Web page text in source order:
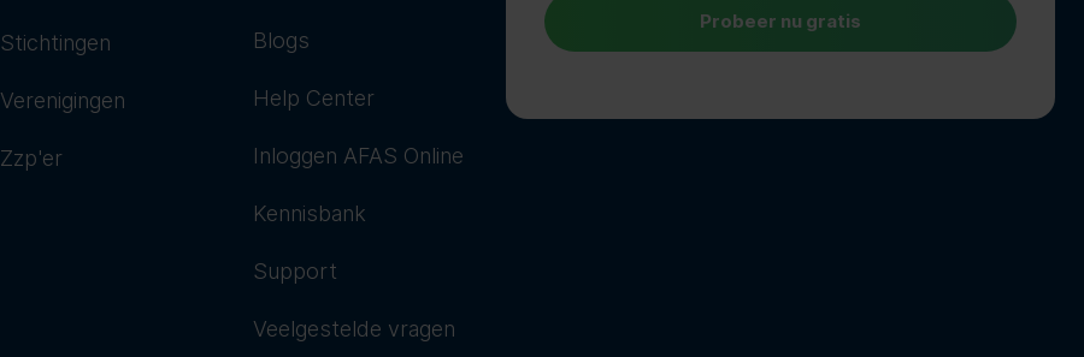
Stichtingen
Verenigingen
Zzp'er
Blogs
Help Center
Inloggen AFAS Online
Kennisbank
Support
Veelgestelde vragen
Probeer nu gratis